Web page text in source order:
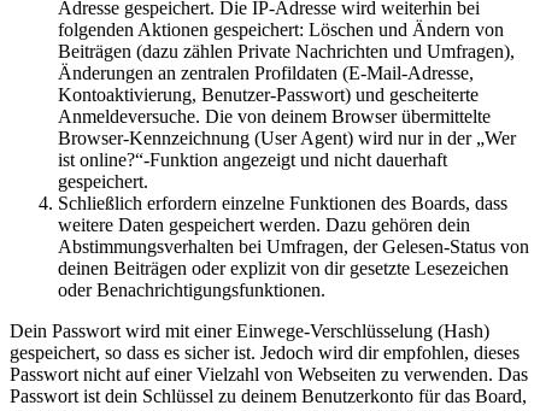
Adresse gespeichert. Die IP-Adresse wird weiterhin bei
folgenden Aktionen gespeichert: Löschen und Ändern von
Beiträgen (dazu zählen Private Nachrichten und Umfragen),
Änderungen an zentralen Profildaten (E-Mail-Adresse,
Kontoaktivierung, Benutzer-Passwort) und gescheiterte
Anmeldeversuche. Die von deinem Browser übermittelte
Browser-Kennzeichnung (User Agent) wird nur in der „Wer
ist online?“-Funktion angezeigt und nicht dauerhaft
gespeichert.
Schließlich erfordern einzelne Funktionen des Boards, dass
weitere Daten gespeichert werden. Dazu gehören dein
Abstimmungsverhalten bei Umfragen, der Gelesen-Status von
deinen Beiträgen oder explizit von dir gesetzte Lesezeichen
oder Benachrichtigungsfunktionen.
Dein Passwort wird mit einer Einwege-Verschlüsselung (Hash)
gespeichert, so dass es sicher ist. Jedoch wird dir empfohlen, dieses
Passwort nicht auf einer Vielzahl von Webseiten zu verwenden. Das
Passwort ist dein Schlüssel zu deinem Benutzerkonto für das Board,